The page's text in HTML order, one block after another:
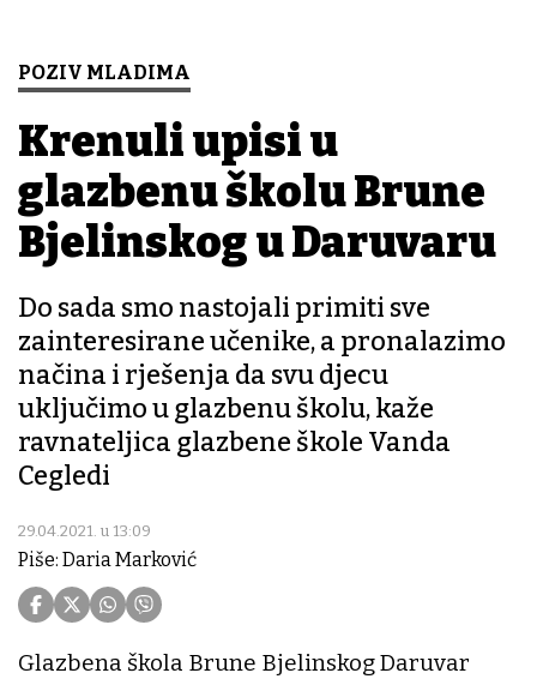
POZIV MLADIMA
Krenuli upisi u
glazbenu školu Brune
Bjelinskog u Daruvaru
Do sada smo nastojali primiti sve
zainteresirane učenike, a pronalazimo
načina i rješenja da svu djecu
uključimo u glazbenu školu, kaže
ravnateljica glazbene škole Vanda
Cegledi
29.04.2021. u 13:09
Piše: Daria Marković
Glazbena škola Brune Bjelinskog Daruvar